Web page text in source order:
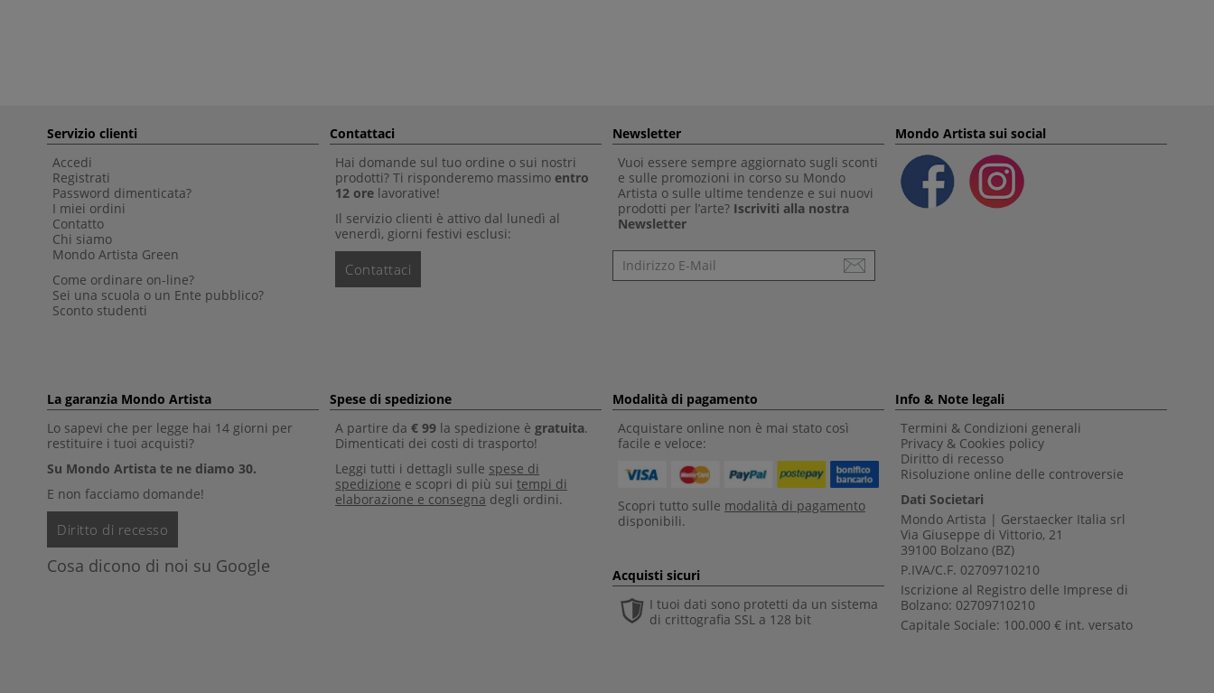
Servizio clienti
Accedi
Registrati
Password dimenticata?
I miei ordini
Contatto
Chi siamo
Mondo Artista Green
Come ordinare on-line?
Sei una scuola o un Ente pubblico?
Sconto studenti
Contattaci
Hai domande sul tuo ordine o sui nostri
prodotti? Ti risponderemo massimo entro
12 ore lavorative!
Il servizio clienti è attivo dal lunedì al
venerdì, giorni festivi esclusi:
Contattaci
Newsletter
Vuoi essere sempre aggiornato sugli sconti
e sulle promozioni in corso su Mondo
Artista o sulle ultime tendenze e sui nuovi
prodotti per l’arte? Iscriviti alla nostra
Newsletter
Newsletter
Mondo Artista sui social
La garanzia Mondo Artista
Lo sapevi che per legge hai 14 giorni per
restituire i tuoi acquisti?
Su Mondo Artista te ne diamo 30.
E non facciamo domande!
Diritto di recesso
Cosa dicono di noi su Google
Spese di spedizione
A partire da € 99 la spedizione è gratuita.
Dimenticati dei costi di trasporto!
Leggi tutti i dettagli sulle spese di
spedizione e scopri di più sui tempi di
elaborazione e consegna degli ordini.
Modalità di pagamento
Acquistare online non è mai stato così
facile e veloce:
Scopri tutto sulle modalità di pagamento
disponibili.
Info & Note legali
Termini & Condizioni generali
Privacy & Cookies policy
Diritto di recesso
Risoluzione online delle controversie
Dati Societari
Mondo Artista | Gerstaecker Italia srl
Via Giuseppe di Vittorio, 21
39100 Bolzano (BZ)
P.IVA/C.F. 02709710210
Iscrizione al Registro delle Imprese di
Bolzano: 02709710210
Capitale Sociale: 100.000 € int. versato
Acquisti sicuri
I tuoi dati sono protetti da un sistema
di crittografia SSL a 128 bit